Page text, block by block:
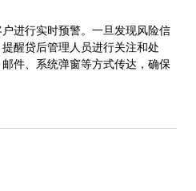
进行实时预警。一旦发现风险信
醒贷后管理人员进行关注和处
件、系统弹窗等方式传达，确保